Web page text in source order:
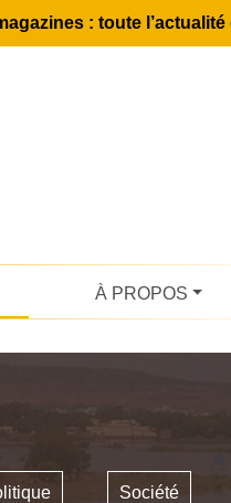
: toute
À PROPOS
Société